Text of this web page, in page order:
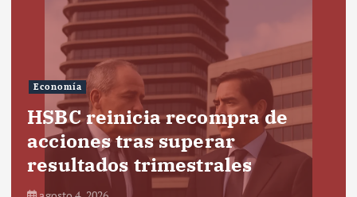
Economía
HSBC reinicia recompra de
acciones tras superar
resultados trimestrales